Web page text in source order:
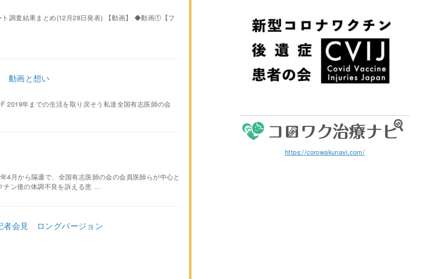
調査結果まとめ(12月28日発表) 【動画】 ◆動画①【フ
動画と想い
2019年までの生活を取り戻そう私達全国有志医師の会
4月から隔週で、全国有志医師の会の会員医師らが中心と
チン後の体調不良を訴える患 …
者会見 ロングバージョン
https://corowakunavi.com/